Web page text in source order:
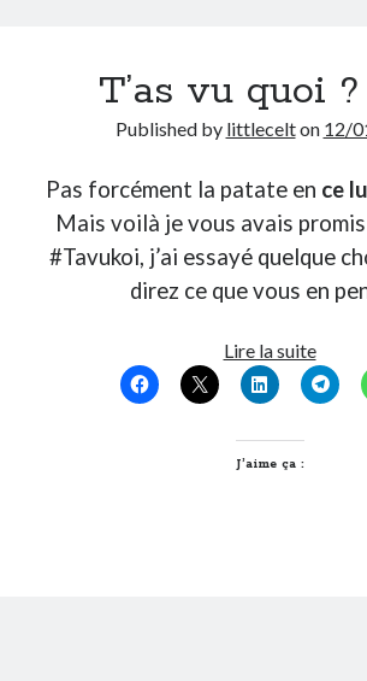
T’as vu quoi
Published by littlecelton 12/
Pas forcément la patate en ce
Mais voilà je vous avais
#Tavukoi, j’ai essayé quelque
direz ce que vous en
Lire la suiteT’as
vu
quoi
J’aime ça :